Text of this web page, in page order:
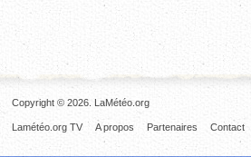
Copyright © 2026. LaMétéo.org
Contact
Partenaires
A propos
Lamétéo.org TV